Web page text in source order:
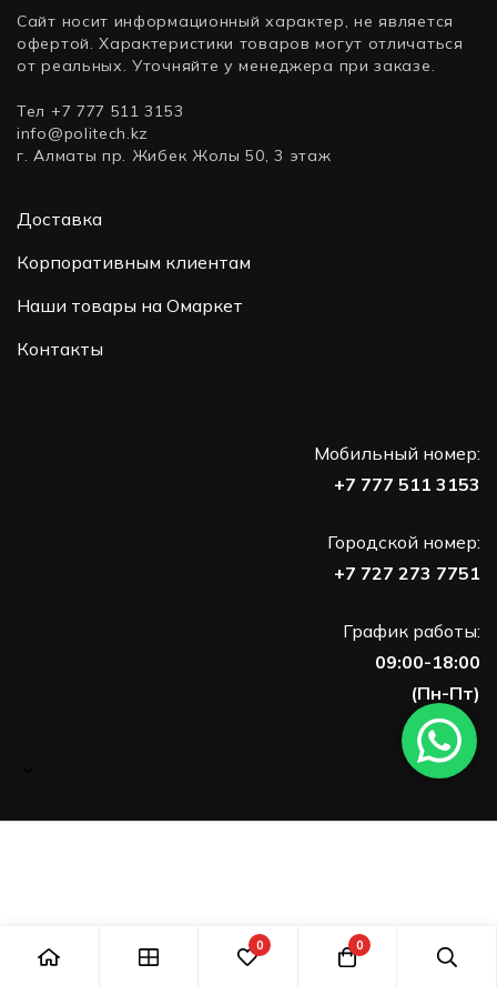
Сайт носит информационный характер, не является
офертой. Характеристики товаров могут отличаться
от реальных. Уточняйте у менеджера при заказе.
Тел +7 777 511 3153
info@politech.kz
г. Алматы пр. Жибек Жолы 50, 3 этаж
Доставка
Корпоративным клиентам
Наши товары на Омаркет
Контакты
Мобильный номер:
+7 777 511 3153
Городской номер:
+7 727 273 7751
График работы:
09:00-18:00
(Пн-Пт)
0 0